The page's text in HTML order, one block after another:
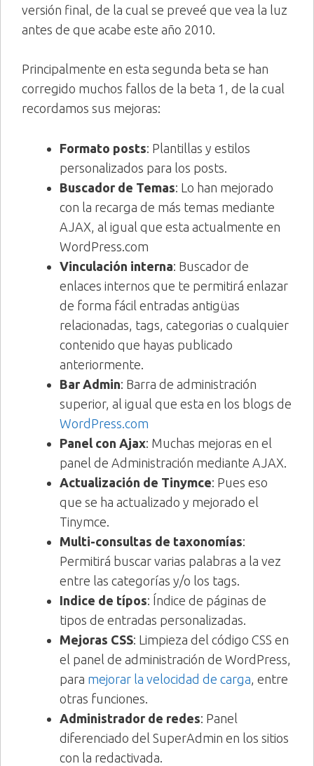
versión final, de la cual se preveé que vea la luz
antes de que acabe este año 2010.
Principalmente en esta segunda beta se han
corregido muchos fallos de la beta 1, de la cual
recordamos sus mejoras:
Formato posts: Plantillas y estilos
personalizados para los posts.
Buscador de Temas: Lo han mejorado
con la recarga de más temas mediante
AJAX, al igual que esta actualmente en
WordPress.com
Vinculación interna: Buscador de
enlaces internos que te permitirá enlazar
de forma fácil entradas antigüas
relacionadas, tags, categorias o cualquier
contenido que hayas publicado
anteriormente.
Bar Admin: Barra de administración
superior, al igual que esta en los blogs de
WordPress.com
Panel con Ajax: Muchas mejoras en el
panel de Administración mediante AJAX.
Actualización de Tinymce: Pues eso
que se ha actualizado y mejorado el
Tinymce.
Multi-consultas de taxonomías:
Permitirá buscar varias palabras a la vez
entre las categorías y/o los tags.
Indice de típos: Índice de páginas de
tipos de entradas personalizadas.
Mejoras CSS: Limpieza del código CSS en
el panel de administración de WordPress,
para mejorar la velocidad de carga, entre
otras funciones.
Administrador de redes: Panel
diferenciado del SuperAdmin en los sitios
con la redactivada.